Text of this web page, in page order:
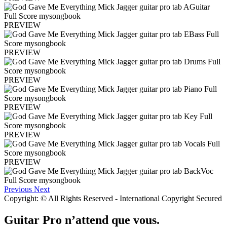
PREVIEW
PREVIEW
PREVIEW
PREVIEW
PREVIEW
PREVIEW
Previous Next
Copyright: © All Rights Reserved - International Copyright Secured
Guitar Pro n’attend que vous.